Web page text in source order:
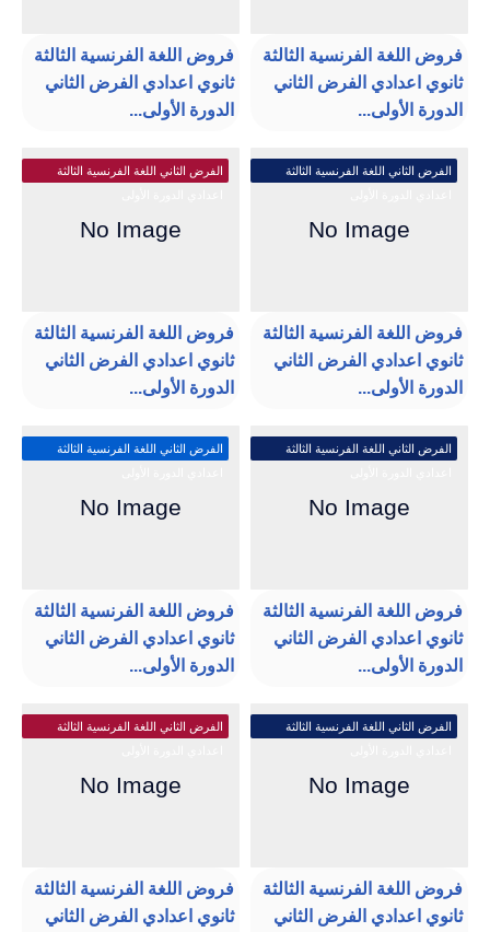
فروض اللغة الفرنسية الثالثة
ثانوي اعدادي الفرض الثاني
الدورة الأولى...
فروض اللغة الفرنسية الثالثة
ثانوي اعدادي الفرض الثاني
الدورة الأولى...
الفرض الثاني اللغة الفرنسية الثالثة
فروض اللغة الفرنسية الثالثة
ثانوي اعدادي الفرض الثاني
الدورة الأولى...
الفرض الثاني اللغة الفرنسية الثالثة
فروض اللغة الفرنسية الثالثة
ثانوي اعدادي الفرض الثاني
الدورة الأولى...
الفرض الثاني اللغة الفرنسية الثالثة
فروض اللغة الفرنسية الثالثة
ثانوي اعدادي الفرض الثاني
الدورة الأولى...
الفرض الثاني اللغة الفرنسية الثالثة
فروض اللغة الفرنسية الثالثة
ثانوي اعدادي الفرض الثاني
الدورة الأولى...
الفرض الثاني اللغة الفرنسية الثالثة
فروض اللغة الفرنسية الثالثة
ثانوي اعدادي الفرض الثاني
الفرض الثاني اللغة الفرنسية الثالثة
فروض اللغة الفرنسية الثالثة
ثانوي اعدادي الفرض الثاني